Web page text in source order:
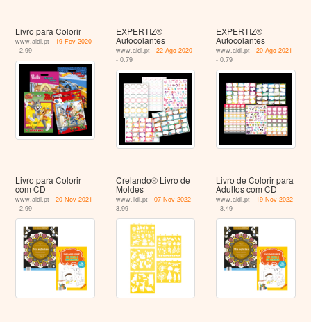
Livro para Colorir
www.aldi.pt - 19 Fev 2020
- 2.99
EXPERTIZ®
Autocolantes
www.aldi.pt - 22 Ago 2020
- 0.79
EXPERTIZ®
Autocolantes
www.aldi.pt -20 Ago 2021
- 0.79
Livro para Colorir
com CD
www.aldi.pt -20 Nov 2021
- 2.99
Crelando® Livro de
Moldes
www.lidl.pt - 07 Nov 2022-
3.99
Livro de Colorir para
Adultos com CD
www.aldi.pt - 19 Nov 2022
- 3.49